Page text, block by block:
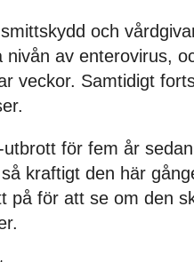
och
nivån av enterovirus,
veckor. Samtidigt
för fem år
kraftigt den här
på för att se om den